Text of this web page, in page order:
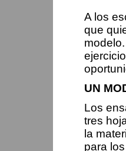
A los
que
UN
Los
tres
la
para